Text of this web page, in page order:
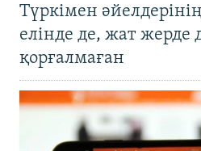
Түркімен
елінде де, жат жерде
қорғалмаған